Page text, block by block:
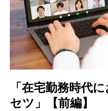
「在宅勤務時代
セツ」【前編】